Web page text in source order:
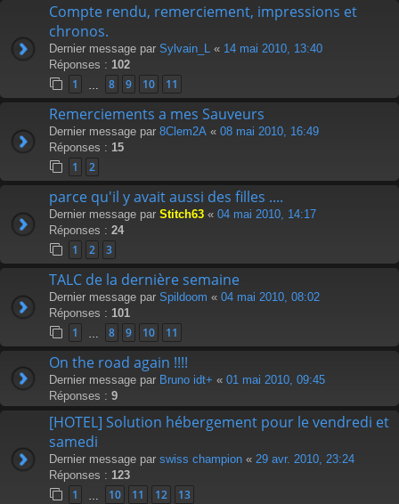
Compte rendu, remerciement, impressions et
chronos.
Dernier message par Sylvain_L « 14 mai 2010, 13:40
Réponses : 102
1 8 9 10 11
Remerciements a mes Sauveurs
Dernier message par 8Clem2A « 08 mai 2010, 16:49
Réponses : 15
1 2
parce qu'il y avait aussi des filles ....
Dernier message par Stitch63 « 04 mai 2010, 14:17
Réponses : 24
1 2 3
TALC de la dernière semaine
Dernier message par Spildoom « 04 mai 2010, 08:02
Réponses : 101
1 8 9 10 11
On the road again !!!!
Dernier message par Bruno idt+ « 01 mai 2010, 09:45
Réponses : 9
[HOTEL] Solution hébergement pour le vendredi et
samedi
Dernier message par swiss champion « 29 avr. 2010, 23:24
Réponses : 123
1 10 11 12 13